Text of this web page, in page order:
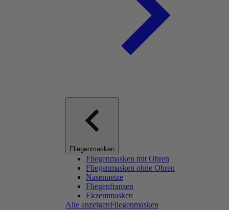
Fliegenmasken
Fliegenmasken mit Ohren
Fliegenmasken ohne Ohren
Nasennetze
Fliegenfransen
Ekzemmasken
Alle anzeigenFliegenmasken